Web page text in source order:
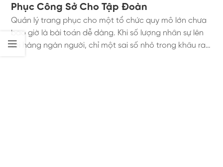
Phục Công Sở Cho Tập Đoàn
Quản lý trang phục cho một tổ chức quy mô lớn chưa
bao giờ là bài toán dễ dàng. Khi số lượng nhân sự lên
tới hàng ngàn người, chỉ một sai số nhỏ trong khâu ra